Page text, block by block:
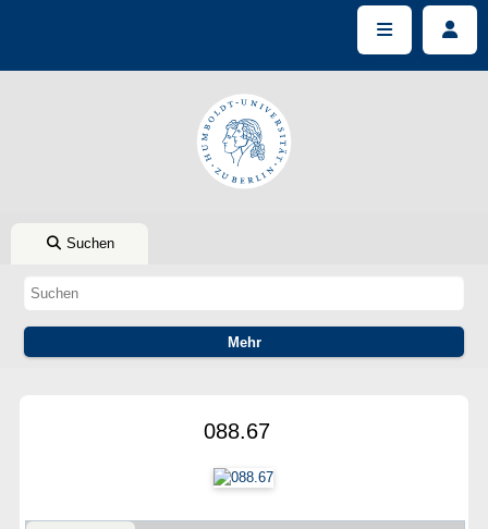
Suchen
088.67